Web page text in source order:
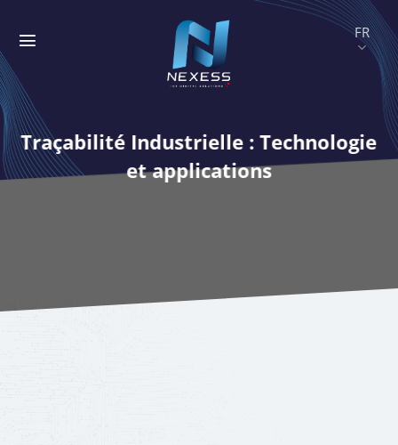
contenu
Traçabilité Industrielle : Technologie
et applications